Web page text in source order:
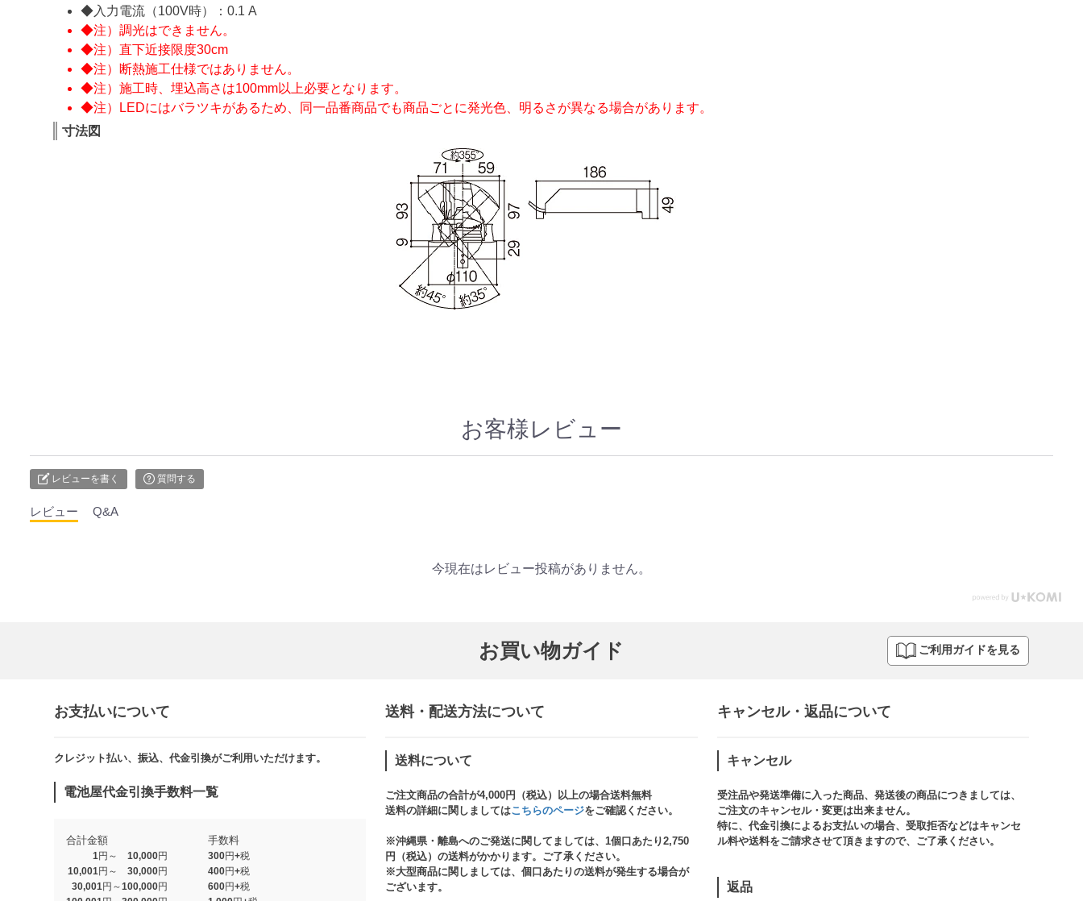
◆入力電流（100V時）：0.1 A
◆注）調光はできません。
◆注）直下近接限度30cm
◆注）断熱施工仕様ではありません。
◆注）施工時、埋込高さは100mm以上必要となります。
◆注）LEDにはバラツキがあるため、同一品番商品でも商品ごとに発光色、明るさが異なる場合があります。
寸法図
お客様レビュー
レビューを書く 質問する
レビュー Q&A
今現在はレビュー投稿がありません。
お買い物ガイド ご利用ガイドを見る
お支払いについて
クレジット払い、振込、代金引換がご利用いただけます。​​
電池屋代金引換手数料一覧
合計金額 手数料
1円～ 10,000円
300円+税
10,001円～ 30,000円
400円+税
30,001円～100,000円
600円+税
送料・配送方法について​
送料について
ご注文商品の合計が4,000円（税込）以上の場合送料無料
送料の詳細に関しましてはこちらのページをご確認ください。​
※沖縄県・離島へのご発送に関してましては、1個口あたり2,750
円（税込）の送料がかかります。ご了承ください。
※大型商品に関しましては、個口あたりの送料が発生する場合が
ございます。​
キャンセル・返品について​
キャンセル
受注品や発送準備に入った商品、発送後の商品につきましては、
ご注文のキャンセル・変更は出来ません。​
特に、代金引換によるお支払いの場合、受取拒否などはキャンセ
ル料や送料をご請求させて頂きますので、ご了承ください。​
返品